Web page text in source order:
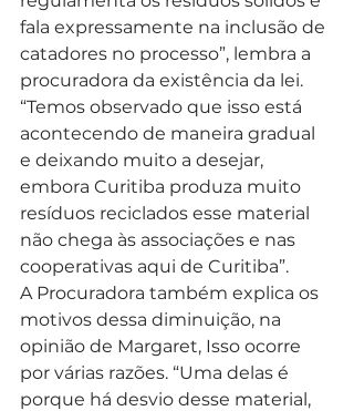
fala expressamente na inclusão de
catadores no processo”, lembra a
procuradora da existência da lei.
“Temos observado que isso está
acontecendo de maneira gradual
e deixando muito a desejar,
embora Curitiba produza muito
resíduos reciclados esse material
não chega às associações e nas
cooperativas aqui de Curitiba”.
A Procuradora também explica os
motivos dessa diminuição, na
opinião de Margaret, Isso ocorre
por várias razões. “Uma delas é
porque há desvio desse material,